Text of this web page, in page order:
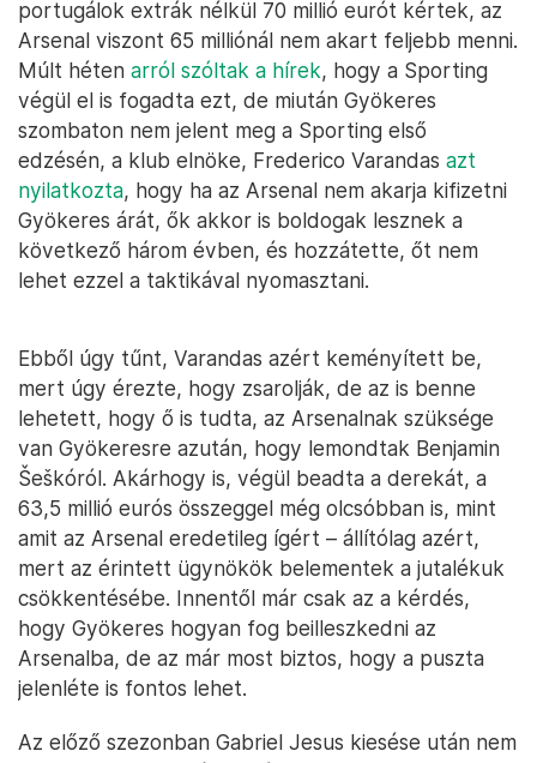
portugálok extrák nélkül 70 millió eurót kértek, az
Arsenal viszont 65 milliónál nem akart feljebb menni.
Múlt héten arról szóltak a hírek, hogy a Sporting
végül el is fogadta ezt, de miután Gyökeres
szombaton nem jelent meg a Sporting első
edzésén, a klub elnöke, Frederico Varandas azt
nyilatkozta, hogy ha az Arsenal nem akarja kifizetni
Gyökeres árát, ők akkor is boldogak lesznek a
következő három évben, és hozzátette, őt nem
lehet ezzel a taktikával nyomasztani.
Ebből úgy tűnt, Varandas azért keményített be,
mert úgy érezte, hogy zsarolják, de az is benne
lehetett, hogy ő is tudta, az Arsenalnak szüksége
van Gyökeresre azután, hogy lemondtak Benjamin
Šeškóról. Akárhogy is, végül beadta a derekát, a
63,5 millió eurós összeggel még olcsóbban is, mint
amit az Arsenal eredetileg ígért – állítólag azért,
mert az érintett ügynökök belementek a jutalékuk
csökkentésébe. Innentől már csak az a kérdés,
hogy Gyökeres hogyan fog beilleszkedni az
Arsenalba, de az már most biztos, hogy a puszta
jelenléte is fontos lehet.
Az előző szezonban Gabriel Jesus kiesése után nem